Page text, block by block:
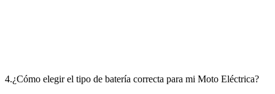
4.¿Cómo elegir el tipo de batería correcta para mi Moto Eléctrica?